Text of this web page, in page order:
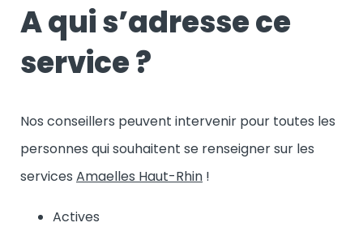
A qui s’adresse ce
service ?
Nos conseillers peuvent intervenir pour toutes les
personnes qui souhaitent se renseigner sur les
services Amaelles Haut-Rhin !
Actives